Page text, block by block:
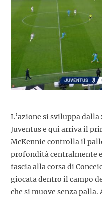
L’azione si sviluppa dalla
Juventus e qui arriva il
McKennie controlla il
profondità centralmente
fascia alla corsa di
giocata dentro il campo
che si muove senza palla.